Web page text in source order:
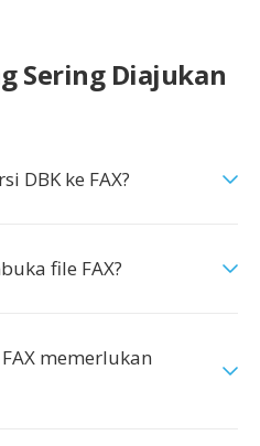
Sering Diajukan
DBK ke FAX?
file FAX?
memerlukan